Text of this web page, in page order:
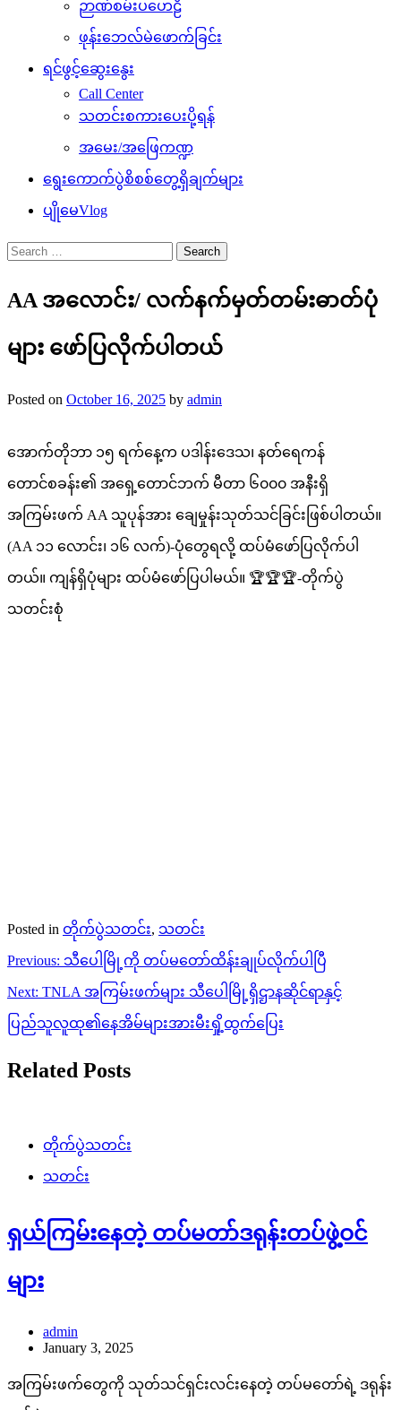
ဉာဏ်စမ်းပဟေဠိ
ဖုန်းဘေလ်မဲဖောက်ခြင်း
ရင်ဖွင့်ဆွေးနွေး
Call Center
သတင်းစကားပေးပို့ရန်
အမေး/အဖြေကဏ္ဍ
ရွေးကောက်ပွဲစိစစ်တွေ့ရှိချက်များ
ပျိုမေVlog
Search
for:
AA အလောင်း/ လက်နက်မှတ်တမ်းဓာတ်ပုံ
များ ဖော်ပြလိုက်ပါတယ်
Posted on October 16, 2025 by admin
အောက်တိုဘာ ၁၅ ရက်နေ့က ပဒါန်းဒေသ၊ နတ်ရေကန်
တောင်စခန်း၏ အရှေ့တောင်ဘက် မီတာ ၆၀၀၀ အနီးရှိ
အကြမ်းဖက် AA သူပုန်အား ချေမှုန်းသုတ်သင်ခြင်းဖြစ်ပါတယ်။
(AA ၁၁ လောင်း၊ ၁၆ လက်)-ပုံတွေရလို့ ထပ်မံဖော်ပြလိုက်ပါ
တယ်။ ကျန်ရှိပုံများ ထပ်မံဖော်ပြပါမယ်။ 🏆🏆🏆-တိုက်ပွဲ
သတင်းစုံ
Posted in တိုက်ပွဲသတင်း, သတင်း
Post
navigation
Previous: သီပေါမြို့ကို တပ်မတော်ထိန်းချုပ်လိုက်ပါပြီ
Next: TNLA အကြမ်းဖက်များ သီပေါမြို့ရှိဌာနဆိုင်ရာနှင့်
ပြည်သူလူထု၏နေအိမ်များအားမီးရှို့ထွက်ပြေး
Related Posts
တိုက်ပွဲသတင်း
သတင်း
ရှယ်ကြမ်းနေတဲ့ တပ်မတာ်ဒရုန်းတပ်ဖွဲ့ဝင်
များ
admin
January 3, 2025
အကြမ်းဖက်တွေကို သုတ်သင်ရှင်းလင်းနေတဲ့ တပ်မတော်ရဲ့ ဒရုန်း